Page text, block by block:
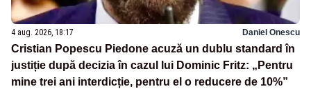
4 aug. 2026, 18:17 Daniel Onescu
Cristian Popescu Piedone acuză un dublu standard în
justiție după decizia în cazul lui Dominic Fritz: „Pentru
mine trei ani interdicție, pentru el o reducere de 10%”